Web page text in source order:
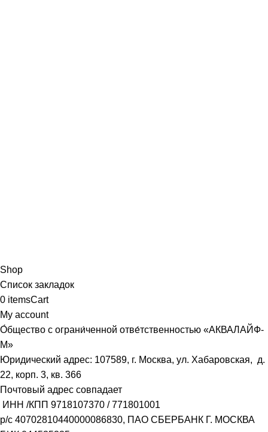
Shop
Список закладок
0 itemsCart
My account
О́бщество с ограни́ченной отве́тственностью «АКВАЛАЙФ-
М»
Юридический адрес: 107589, г. Москва, ул. Хабаровская, д.
22, корп. 3, кв. 366
Почтовый адрес совпадает
ИНН /КПП 9718107370 /771801001
р/с 40702810440000086830, ПАО СБЕРБАНК Г. МОСКВА